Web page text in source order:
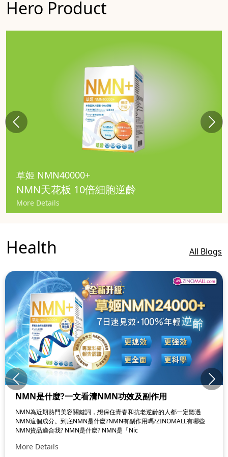
Hero Product
草姬 NMN40000+
NMN天花板 10倍細胞逆齡
More Details
Health All Blogs
NMN是什麼?一文看清NMN功效及副作用
NMN為近期熱門美容關鍵詞，想保住青春和抗老逆齡的人都一定聽過
NMN這個成分。到底NMN是什麼?NMN有副作用嗎?ZINOMALL有哪些
NMN貨品適合我? NMN是什麼? NMN是「Nic
More Details